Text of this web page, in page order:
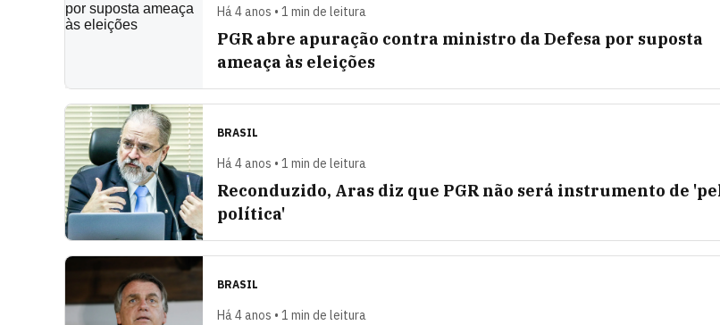
Há 4 anos • 1 min de leitura
PGR abre apuração contra ministro da Defesa por suposta
ameaça às eleições
BRASIL
Há 4 anos • 1 min de leitura
Reconduzido, Aras diz que PGR não será instrumento de
política'
BRASIL
Há 4 anos • 1 min de leitura